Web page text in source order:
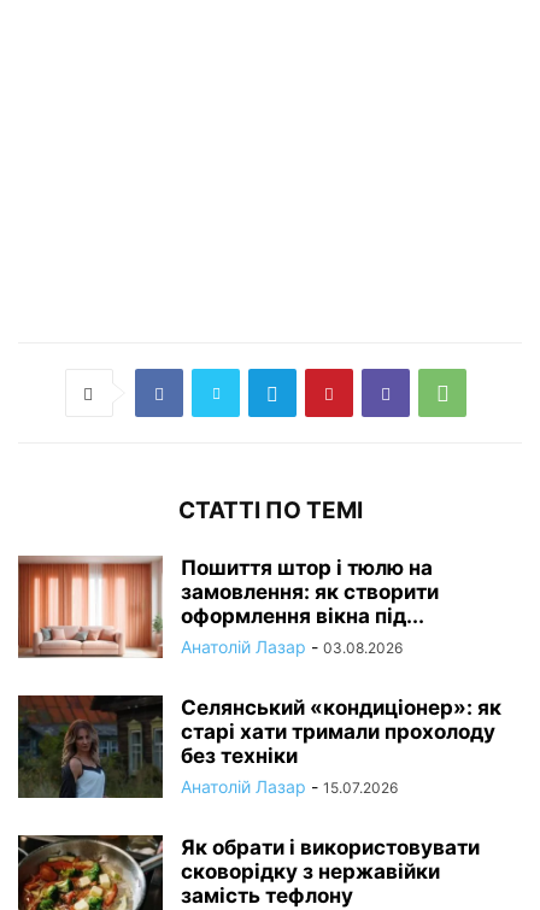
СТАТТІ ПО ТЕМІ
Пошиття штор і тюлю на
замовлення: як створити
оформлення вікна під...
Анатолій Лазар - 03.08.2026
Селянський «кондиціонер»: як
старі хати тримали прохолоду
без техніки
Анатолій Лазар - 15.07.2026
Як обрати і використовувати
сковорідку з нержавійки
замість тефлону